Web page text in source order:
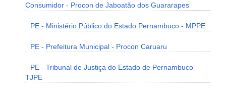
Consumidor - Procon de Jaboatão dos Guararapes
PE - Ministério Público do Estado Pernambuco - MPPE
PE - Prefeitura Municipal - Procon Caruaru
PE - Tribunal de Justiça do Estado de Pernambuco -
TJPE